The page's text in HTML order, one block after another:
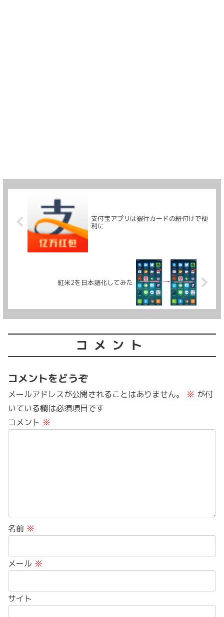
支付宝アプリは銀行カードの紐付けで便
利に
紅米2を日本語化してみた
コメント
コメントをどうぞ
メールアドレスが公開されることはありません。 ※ が付
いている欄は必須項目です
コメント ※
名前 ※
メール ※
サイト